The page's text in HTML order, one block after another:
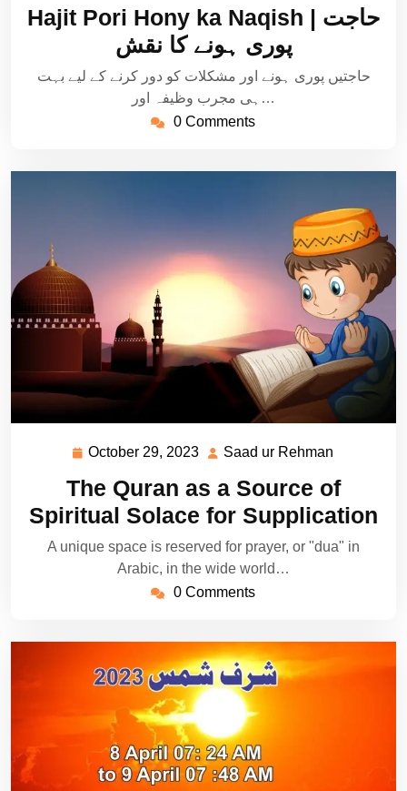
2025
Rehman
Hajit Pori Hony ka Naqish | حاجت
پوری ہونے کا نقش
حاجتیں پوری ہونے اور مشکلات کو دور کرنے کے لیے بہت
ہی مجرب وظیفہ اور…
0 Comments
October 29, 2023 October
2023
Saad ur Rehman
Rehman
The Quran as a Source of
Spiritual Solace for Supplication
A unique space is reserved for prayer, or "dua" in
Arabic, in the wide world…
0 Comments